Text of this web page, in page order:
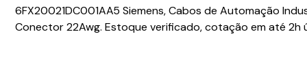
6FX20021DC001AA5 Siemens, Cabos de Automação
Conector 22Awg. Estoque verificado, cotação em até 2h